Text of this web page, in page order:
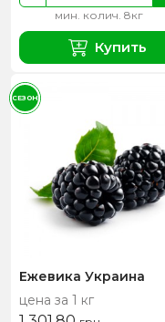
мин. колич. 8кг
Купить
Ежевика Украина
цена за 1 кг
СЕЗОН